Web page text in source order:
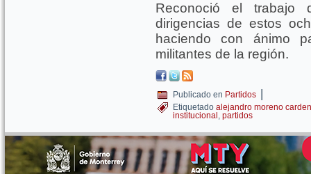
Reconoció el
dirigencias de estos
haciendo con ánimo
militantes de la región.
Publicado en Partidos |
Etiquetado alejandro moreno
institucional , partidos